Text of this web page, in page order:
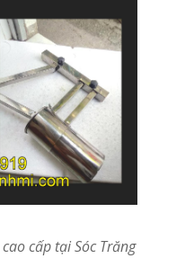
cấp tại Sóc Trăng